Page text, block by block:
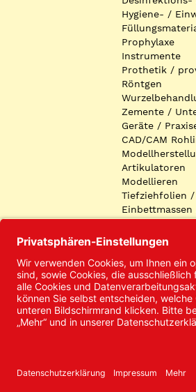
Hygiene- /
Prophylaxe
Instrumente
Prothetik /
Röntgen
Zemente /
Geräte /
CAD/CAM
Artikulatoren
Modellieren
Tiefziehfolien
Keramik
Instrumente
Klammerdrähte
Verschiedenes